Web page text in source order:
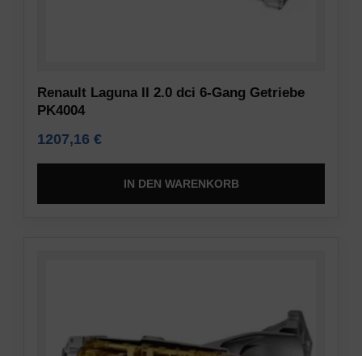
Renault Laguna II 2.0 dci 6-Gang Getriebe
PK4004
1207,16 €
IN DEN WARENKORB